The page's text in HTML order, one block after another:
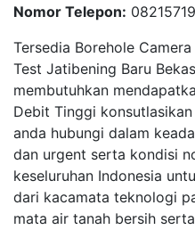
Nomor Telepon:
Tersedia Borehole
Test Jatibening Baru
membutuhkan
Debit Tinggi
anda hubungi dalam
dan urgent serta kondisi
keseluruhan Indonesia
dari kacamata teknologi
mata air tanah bersih